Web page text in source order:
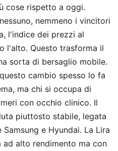
cose rispetto a oggi.
nemmeno i vincitori
l'indice dei prezzi al
l'alto. Questo trasforma il
sorta di bersaglio mobile.
cambio spesso lo fa
ma chi si occupa di
con occhio clinico. Il
piuttosto stabile, legata
e Hyundai. La Lira
ad alto rendimento ma con